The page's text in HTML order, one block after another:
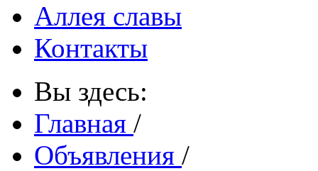
Аллея славы
Контакты
Вы здесь:
Главная /
Объявления /